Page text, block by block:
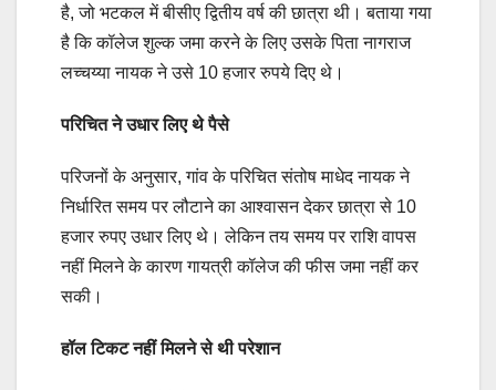
है, जो भटकल में बीसीए द्वितीय वर्ष की छात्रा थी। बताया गया
है कि कॉलेज शुल्क जमा करने के लिए उसके पिता नागराज
लच्चय्या नायक ने उसे 10 हजार रुपये दिए थे।
परिचित ने उधार लिए थे पैसे
परिजनों के अनुसार, गांव के परिचित संतोष माधेद नायक ने
निर्धारित समय पर लौटाने का आश्वासन देकर छात्रा से 10
हजार रुपए उधार लिए थे। लेकिन तय समय पर राशि वापस
नहीं मिलने के कारण गायत्री कॉलेज की फीस जमा नहीं कर
सकी।
हॉल टिकट नहीं मिलने से थी परेशान